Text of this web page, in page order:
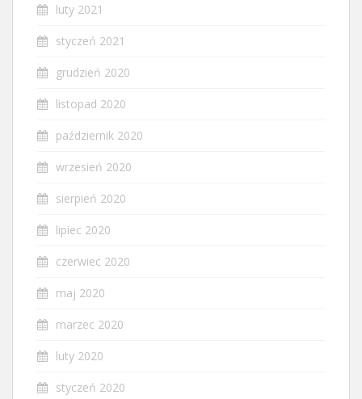
luty 2021
styczeń 2021
grudzień 2020
listopad 2020
październik 2020
wrzesień 2020
sierpień 2020
lipiec 2020
czerwiec 2020
maj 2020
marzec 2020
luty 2020
styczeń 2020